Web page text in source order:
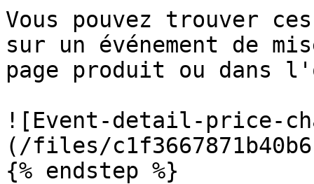
Vous pouvez trouver
sur un événement de
page produit ou dans
![Event-detail-price-
(/files/
{% endstep %}